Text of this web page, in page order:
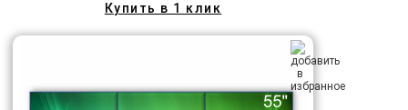
Купить в 1 клик